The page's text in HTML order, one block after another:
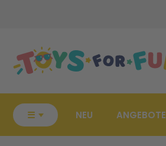
☰ NEU ANGEBOTE